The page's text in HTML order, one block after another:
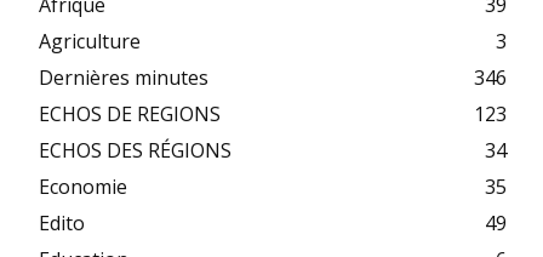
Agriculture
3
Dernières minutes
346
ECHOS DE REGIONS
123
ECHOS DES RÉGIONS
34
Economie
35
Edito
49